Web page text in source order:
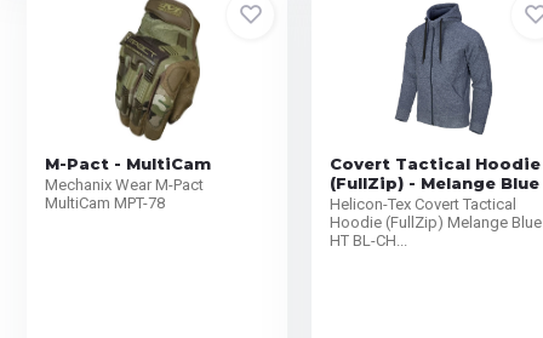
M-Pact - MultiCam
Mechanix Wear M-Pact
MultiCam MPT-78
Covert Tactical Hoodie
(FullZip) - Melange Blue
Helicon-Tex Covert Tactical
Hoodie (FullZip) Melange Blue
HT BL-CH...